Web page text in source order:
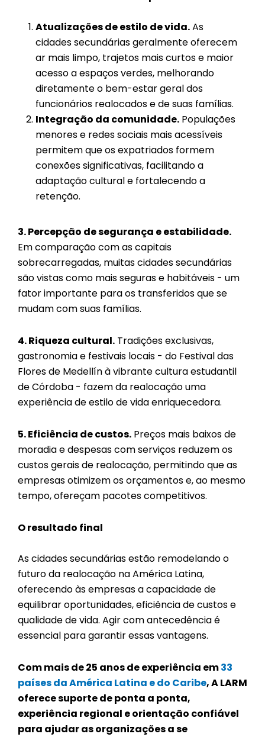
Atualizações de estilo de vida.As
cidades secundárias geralmente oferecem
ar mais limpo, trajetos mais curtos e maior
acesso a espaços verdes, melhorando
diretamente o bem-estar geral dos
funcionários realocados e de suas famílias.
Integração da comunidade. Populações
menores e redes sociais mais acessíveis
permitem que os expatriados formem
conexões significativas, facilitando a
adaptação cultural e fortalecendo a
retenção.
3. Percepção de segurança e estabilidade.
Em comparação com as capitais
sobrecarregadas, muitas cidades secundárias
são vistas como mais seguras e habitáveis - um
fator importante para os transferidos que se
mudam com suas famílias.
4. Riqueza cultural. Tradições exclusivas,
gastronomia e festivais locais - do Festival das
Flores de Medellín à vibrante cultura estudantil
de Córdoba - fazem da realocação uma
experiência de estilo de vida enriquecedora.
5. Eficiência de custos. Preços mais baixos de
moradia e despesas com serviços reduzem os
custos gerais de realocação, permitindo que as
empresas otimizem os orçamentos e, ao mesmo
tempo, ofereçam pacotes competitivos.
O resultado final
As cidades secundárias estão remodelando o
futuro da realocação na América Latina,
oferecendo às empresas a capacidade de
equilibrar oportunidades, eficiência de custos e
qualidade de vida. Agir com antecedência é
essencial para garantir essas vantagens.
Com mais de 25 anos de experiência em33
países da América Latina e do Caribe, A LARM
oferece suporte de ponta a ponta,
experiência regional e orientação confiável
para ajudar as organizações a se